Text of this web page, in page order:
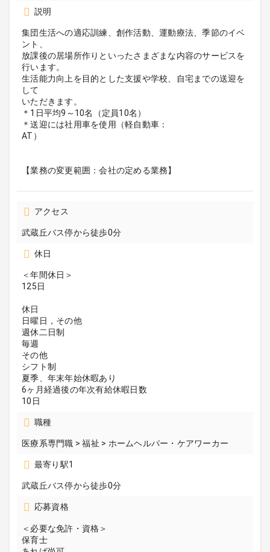
説明
集団生活への適応訓練、創作活動、運動療法、季節のイベ
ント、
放課後の居場所作りといったさまざまな内容のサービスを
行います。
生活能力向上を目的とした支援や学校、自宅までの送迎を
して
いただきます。
＊1日平均9～10名（定員10名）
＊送迎には社用車を使用（軽自動車：
AT）
【業務の変更範囲：会社の定める業務】
アクセス
武蔵丘バス停から徒歩0分
休日
＜年間休日＞
125日
休日
日曜日，その他
週休二日制
毎週
その他
シフト制
夏季、年末年始休暇あり
6ヶ月経過後の年次有給休暇日数
10日
職種
医療系専門職 > 福祉 > ホームヘルパー・ケアワーカー
最寄り駅1
武蔵丘バス停から徒歩0分
応募資格
＜必要な免許・資格＞
保育士